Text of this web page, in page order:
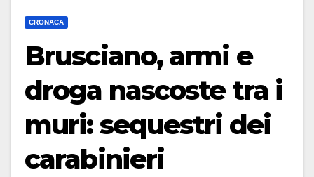
CRONACA
Brusciano, armi e
droga nascoste tra i
muri: sequestri dei
carabinieri